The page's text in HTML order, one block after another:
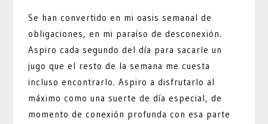
Se han convertido en mi oasis semanal de
obligaciones, en mi paraíso de desconexión.
Aspiro cada segundo del día para sacarle un
jugo que el resto de la semana me cuesta
incluso encontrarlo. Aspiro a disfrutarlo al
máximo como una suerte de día especial, de
momento de conexión profunda con esa parte